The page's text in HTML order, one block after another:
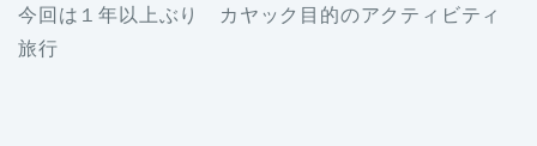
今回は１年以上ぶり カヤック目的のアクティビティ
旅行